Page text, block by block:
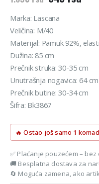
cena
je
bila:
1.690 rsd.
cena
Marka: Lascana
Veličina: M/40
Materijal: Pamuk 92%,
Dužina: 85 cm
Prečnik struka: 30-35 cm
Unutrašnja nogavica: 64 cm
Prečnik butine: 30-34 cm
Šifra: Bk3867
🔥 Ostao još samo 1 komad
✅ Plaćanje pouzećem –
🚚 Besplatna dostava za
🔄 Moguća zamena, ako